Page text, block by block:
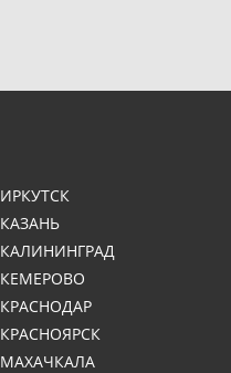
ИРКУТСК
КАЗАНЬ
КАЛИНИНГРАД
КЕМЕРОВО
КРАСНОДАР
КРАСНОЯРСК
МАХАЧКАЛА